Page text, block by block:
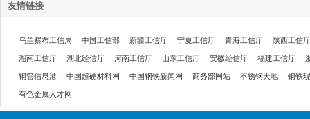
友情链接
乌兰察布工信局 中国工信部 新疆工信厅 宁夏工信厅 青海工信厅 陕西工信厅
湖南工信厅 湖北经信厅 河南工信厅 山东工信厅 安徽经信厅 福建工信厅
钢管信息港 中国超硬材料网 中国钢铁新闻网 商务部网站 不锈钢天地 钢铁
有色金属人才网